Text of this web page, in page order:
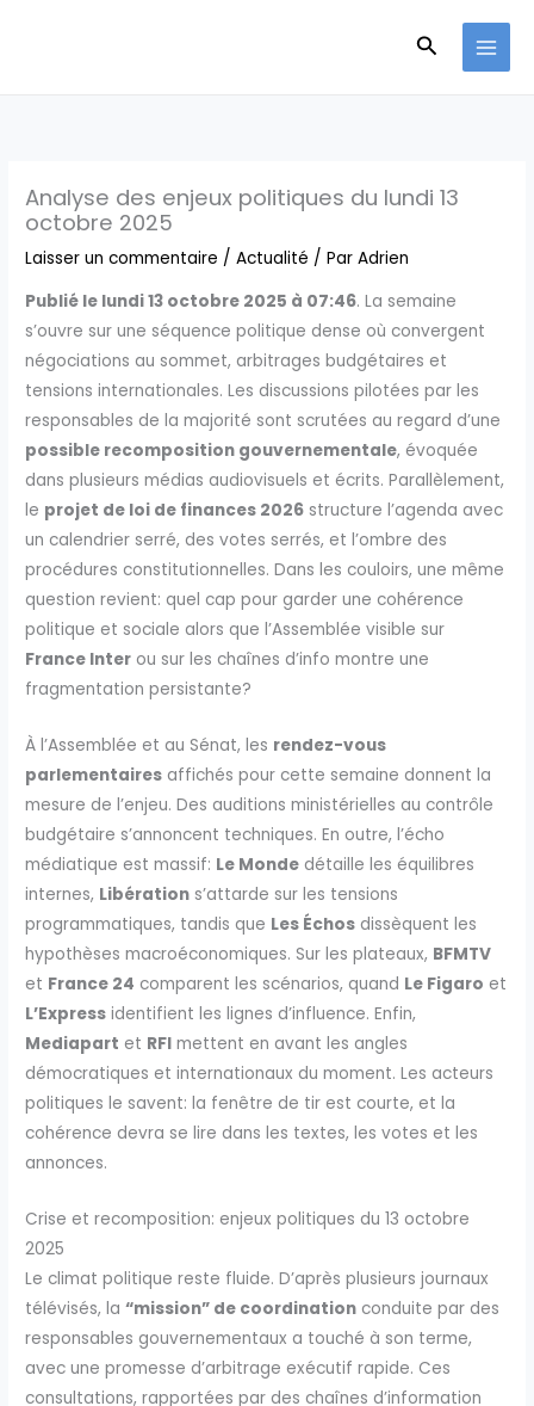
Analyse des enjeux politiques du lundi 13
octobre 2025
Laisser un commentaire /Actualité / ParAdrien
Publié le lundi 13 octobre 2025 à 07:46. La semaine
s’ouvre sur une séquence politique dense où convergent
négociations au sommet, arbitrages budgétaires et
tensions internationales. Les discussions pilotées par les
responsables de la majorité sont scrutées au regard d’une
possible recomposition gouvernementale, évoquée
dans plusieurs médias audiovisuels et écrits. Parallèlement,
le projet de loi de finances 2026 structure l’agenda avec
un calendrier serré, des votes serrés, et l’ombre des
procédures constitutionnelles. Dans les couloirs, une même
question revient: quel cap pour garder une cohérence
politique et sociale alors que l’Assemblée visible sur
France Inter ou sur les chaînes d’info montre une
fragmentation persistante?
À l’Assemblée et au Sénat, les rendez-vous
parlementaires affichés pour cette semaine donnent la
mesure de l’enjeu. Des auditions ministérielles au contrôle
budgétaire s’annoncent techniques. En outre, l’écho
médiatique est massif: Le Monde détaille les équilibres
internes, Libération s’attarde sur les tensions
programmatiques, tandis que Les Échos dissèquent les
hypothèses macroéconomiques. Sur les plateaux, BFMTV
et France 24 comparent les scénarios, quand Le Figaro et
L’Express identifient les lignes d’influence. Enfin,
Mediapart et RFI mettent en avant les angles
démocratiques et internationaux du moment. Les acteurs
politiques le savent: la fenêtre de tir est courte, et la
cohérence devra se lire dans les textes, les votes et les
annonces.
Crise et recomposition: enjeux politiques du 13 octobre
2025
Le climat politique reste fluide. D’après plusieurs journaux
télévisés, la“mission” de coordination conduite par des
responsables gouvernementaux a touché à son terme,
avec une promesse d’arbitrage exécutif rapide. Ces
consultations, rapportées par des chaînes d’information